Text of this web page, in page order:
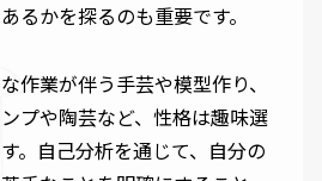
るかを探るのも重要です。
作業が伴う手芸や模型作り、
プや陶芸など、性格は趣味選
。自己分析を通じて、自分の